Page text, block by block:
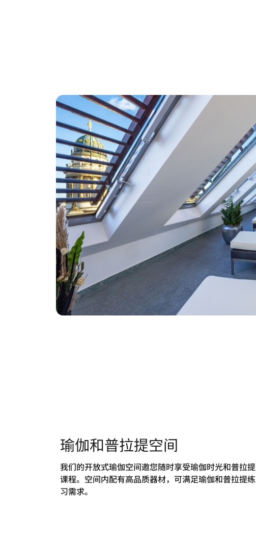
瑜伽和普拉提空间
我们的开放式瑜伽空间邀您随时享受瑜伽时光和普拉提
课程。空间内配有高品质器材，可满足瑜伽和普拉提练
习需求。